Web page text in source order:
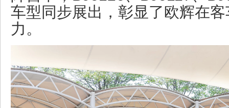
车型同步展出，彰显了欧辉在
力。